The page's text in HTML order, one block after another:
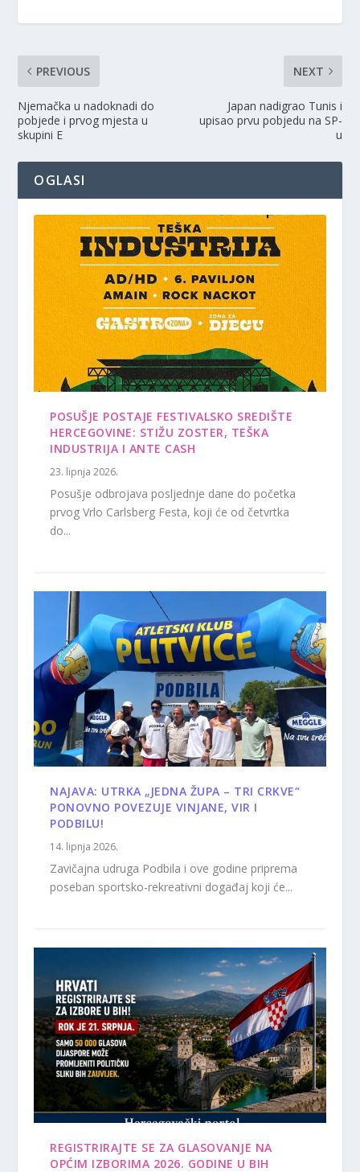
PREVIOUS
Njemačka u nadoknadi do
pobjede i prvog mjesta u
skupini E
NEXT
Japan nadigrao Tunis i
upisao prvu pobjedu na SP-
u
OGLASI
POSUŠJE POSTAJE FESTIVALSKO SREDIŠTE
HERCEGOVINE: STIŽU ZOSTER, TEŠKA
INDUSTRIJA I ANTE CASH
23. lipnja 2026.
Posušje odbrojava posljednje dane do početka
prvog Vrlo Carlsberg Festa, koji će od četvrtka
do...
NAJAVA: UTRKA „JEDNA ŽUPA – TRI CRKVE“
PONOVNO POVEZUJE VINJANE, VIR I
PODBILU!
14. lipnja 2026.
Zavičajna udruga Podbila i ove godine priprema
poseban sportsko-rekreativni događaj koji će...
REGISTRIRAJTE SE ZA GLASOVANJE NA
OPĆIM IZBORIMA 2026. GODINE U BIH